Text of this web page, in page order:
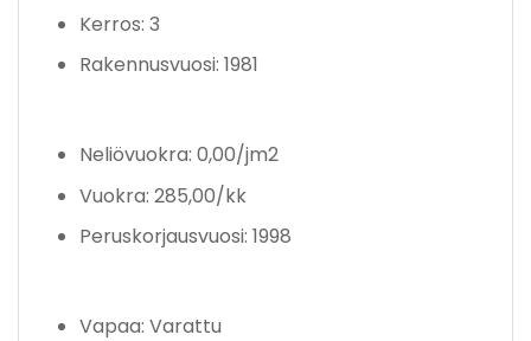
Kerros: 3
Rakennusvuosi: 1981
Neliövuokra: 0,00/jm2
Vuokra: 285,00/kk
Peruskorjausvuosi: 1998
Vapaa: Varattu